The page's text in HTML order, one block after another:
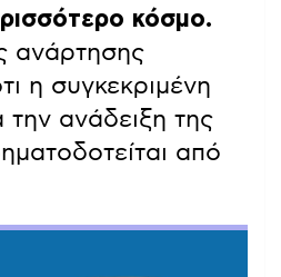
κόσμο.
ανάρτησης
η συγκεκριμένη
την ανάδειξη της
από